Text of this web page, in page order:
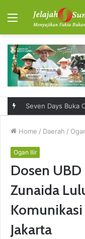
Menu
Home / Daerah /
Ogan Ilir
Dosen
Zunaida
Jakarta